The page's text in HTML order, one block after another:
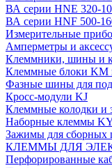
ВА серии HNE 320-
ВА серии HNF 500-
Измерительные
Амперметры и
Клеммники, шины и
Клеммные блоки KM
Фазные шины для
Кросс-модули KJ
Клеммные колодки и
Наборные клеммы
Зажимы для сборных
КЛЕММЫ ДЛЯ
Перфорированные